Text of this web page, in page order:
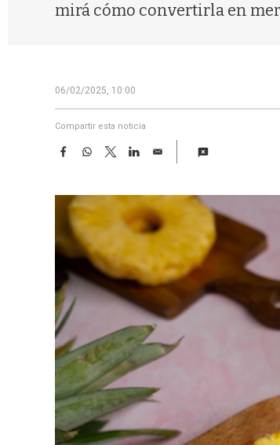
mirá cómo convertirla en
06/02/2025, 10:00
Compartir esta noticia
F
e
b
o
k
W
t
s
A
p
p
T
w
t
e
L
k
e
d
E
i
l